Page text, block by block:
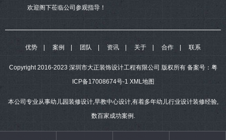
欢迎阁下莅临公司参观指导！
优势 案例 团队 资讯 关于 合作 联系
Copyright 2016-2023 深圳市大正装饰设计工程有限公司 版权所有 备案号： 粤
ICP备17008674号-1 XML地图
本公司专业从事幼儿园装修设计,早教中心设计,有着多年幼儿行业设计装修经验,
数百家成功案例.